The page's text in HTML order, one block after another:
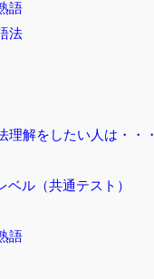
語
法
理解をしたい人は・・・
ベル（共通テスト）
語